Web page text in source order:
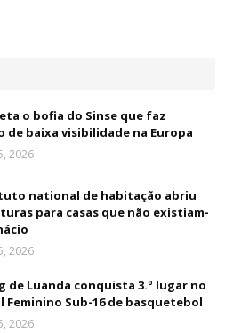
o bofia do Sinse que faz
de baixa visibilidade na Europa
2026
national de habitação abriu
para casas que não existiam-
2026
de Luanda conquista 3.º lugar no
Feminino Sub-16 de basquetebol
2026